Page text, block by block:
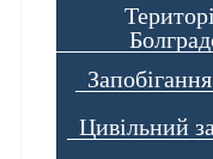
Цивільний